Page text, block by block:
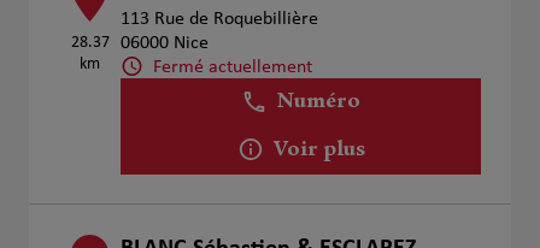
28.37
km
113 Rue de Roquebillière
06000 Nice
Fermé actuellement
Numéro
Voir plus